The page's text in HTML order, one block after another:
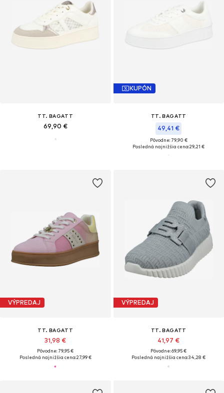
TT. BAGATT
69,90 €
KUPÓN
TT. BAGATT
49,41 €
Pôvodne: 79,90 €
Posledná najnižšia cena:29,21 €
VÝPREDAJ
TT. BAGATT
31,98 €
Pôvodne: 79,95 €
Posledná najnižšia cena:27,99 €
VÝPREDAJ
TT. BAGATT
41,97 €
Pôvodne: 69,95 €
Posledná najnižšia cena:34,28 €